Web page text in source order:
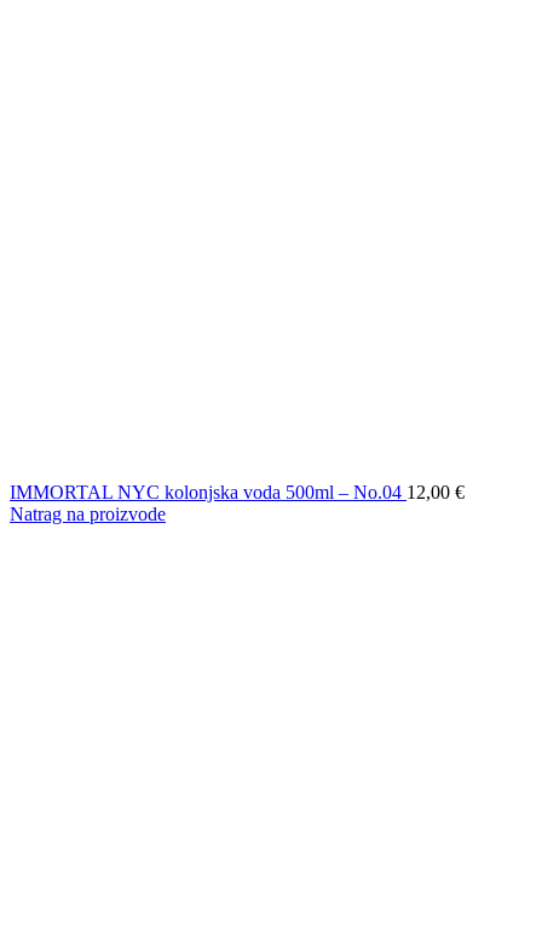
IMMORTAL NYC kolonjska voda 500ml – No.04 12,00 €
Natrag na proizvode